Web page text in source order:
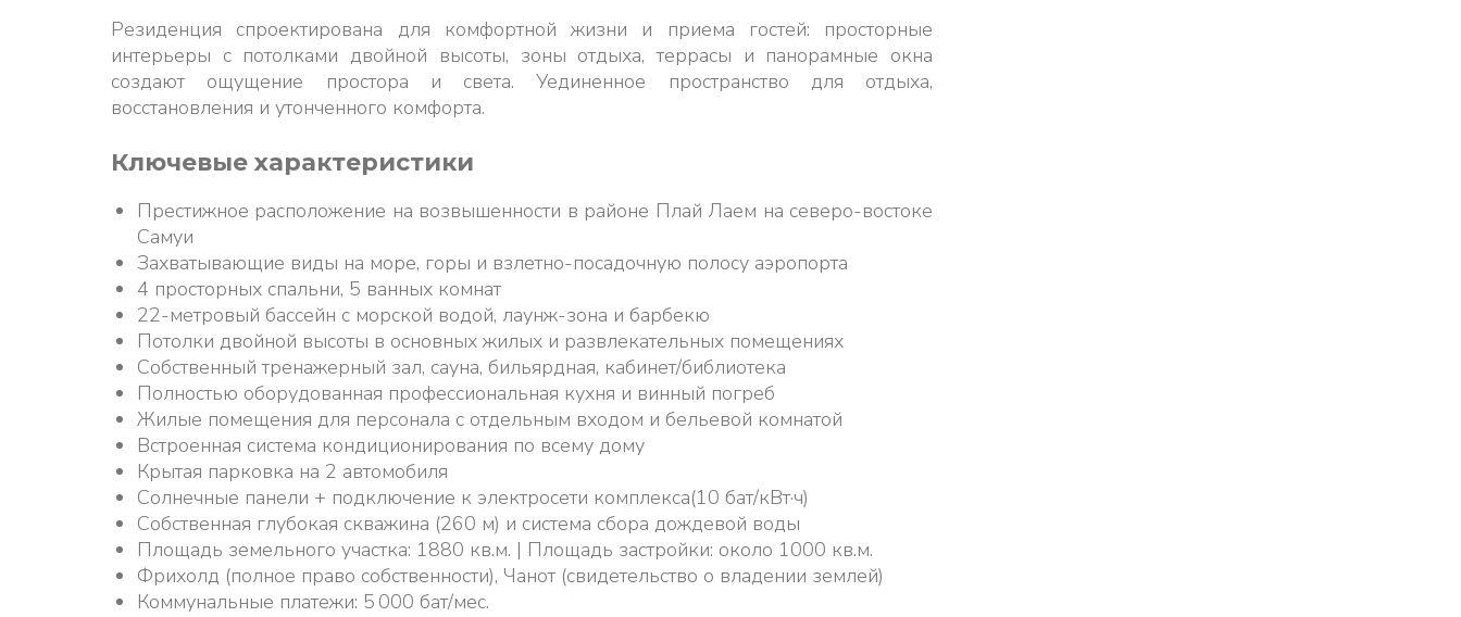
Резиденция спроектирована для комфортной жизни и приема гостей: просторные
интерьеры с потолками двойной высоты, зоны отдыха, террасы и панорамные окна
создают ощущение простора и света. Уединенное пространство для отдыха,
восстановления и утонченного комфорта.
Ключевые характеристики
Престижное расположение на возвышенности в районе Плай Лаем на северо-востоке
Самуи
Захватывающие виды на море, горы и взлетно-посадочную полосу аэропорта
4 просторных спальни, 5 ванных комнат
22-метровый бассейн с морской водой, лаунж-зона и барбекю
Потолки двойной высоты в основных жилых и развлекательных помещениях
Собственный тренажерный зал, сауна, бильярдная, кабинет/библиотека
Полностью оборудованная профессиональная кухня и винный погреб
Жилые помещения для персонала с отдельным входом и бельевой комнатой
Встроенная система кондиционирования по всему дому
Крытая парковка на 2 автомобиля
Солнечные панели + подключение к электросети комплекса(10 бат/кВт·ч)
Собственная глубокая скважина (260 м) и система сбора дождевой воды
Площадь земельного участка: 1880 кв.м. | Площадь застройки: около 1000 кв.м.
Фрихолд (полное право собственности), Чанот (свидетельство о владении землей)
Коммунальные платежи: 5 000 бат/мес.